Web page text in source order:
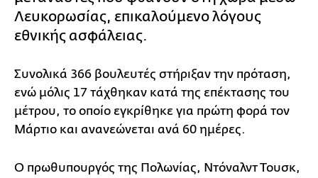
Λευκορωσίας, επικαλούμενο λόγους
εθνικής ασφάλειας.
Συνολικά 366 βουλευτές στήριξαν την πρόταση,
ενώ μόλις 17 τάχθηκαν κατά της επέκτασης του
μέτρου, το οποίο εγκρίθηκε για πρώτη φορά τον
Μάρτιο και ανανεώνεται ανά 60 ημέρες.
Ο πρωθυπουργός της Πολωνίας, Ντόναλντ Τουσκ,